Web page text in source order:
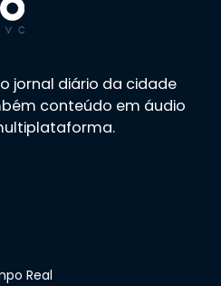
jornal diário da cidade
conteúdo em áudio
Real